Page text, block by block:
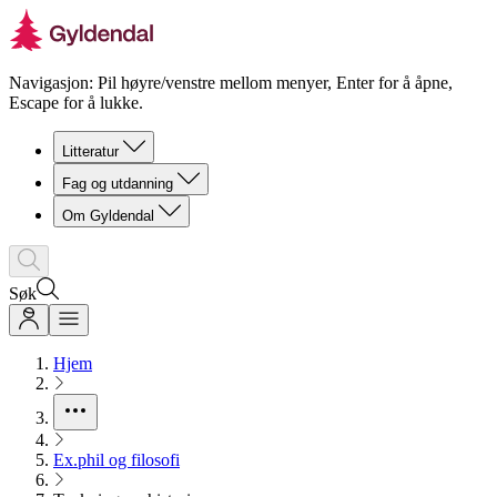
Navigasjon: Pil høyre/venstre mellom menyer, Enter for å åpne,
Escape for å lukke.
Litteratur
Fag og utdanning
Om Gyldendal
Søk
Hjem
Ex.phil og filosofi